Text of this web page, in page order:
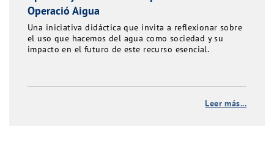
Operació Aigua
Una iniciativa didáctica que invita a reflexionar sobre
el uso que hacemos del agua como sociedad y su
impacto en el futuro de este recurso esencial.
Leer más...